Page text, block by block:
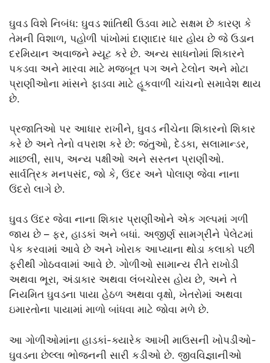
ઘુવડ વિશે નિબંધ: ઘુવડ શાંતિથી ઉડવા માટે સક્ષમ છે કારણ કે
તેમની વિશાળ, પહોળી પાંખોમાં દાણાદાર ધાર હોય છે જે ઉડાન
દરમિયાન અવાજને મ્યૂટ કરે છે. અન્ય સાધનોમાં શિકારને
પકડવા અને મારવા માટે મજબૂત પગ અને ટેલોન અને મોટા
પ્રાણીઓના માંસને ફાડવા માટે હૂકવાળી ચાંચનો સમાવેશ થાય
છે.
પ્રજાતિઓ પર આધાર રાખીને, ઘુવડ નીચેના શિકારનો શિકાર
કરે છે અને તેનો વપરાશ કરે છે: જંતુઓ, દેડકા, સલામાન્ડર,
માછલી, સાપ, અન્ય પક્ષીઓ અને સસ્તન પ્રાણીઓ.
સાર્વત્રિક મનપસંદ, જો કે, ઉંદર અને પોલાણ જેવા નાના
ઉંદરો લાગે છે.
ઘુવડ ઉંદર જેવા નાના શિકાર પ્રાણીઓને એક ગલ્પમાં ગળી
જાય છે – ફર, હાડકાં અને બધાં. અજીર્ણ સામગ્રીને પેલેટમાં
પેક કરવામાં આવે છે અને ખોરાક આપ્યાના થોડા કલાકો પછી
ફરીથી ગોઠવવામાં આવે છે. ગોળીઓ સામાન્ય રીતે રાખોડી
અથવા ભૂરા, અંડાકાર અથવા લંબચોરસ હોય છે, અને તે
નિયમિત ઘુવડના પાયા હેઠળ અથવા વૃક્ષો, ખેતરોમાં અથવા
ઇમારતોના પાયામાં માળો બાંધવા માટે જોવા મળે છે.
આ ગોળીઓમાંના હાડકાં-ક્યારેક આખી માઉસની ખોપડીઓ-
ઘુવડના છેલ્લા ભોજનની સારી કડીઓ છે. જીવવિજ્ઞાનીઓ